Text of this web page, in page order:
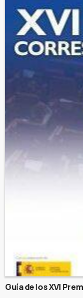
Guía de los XVI